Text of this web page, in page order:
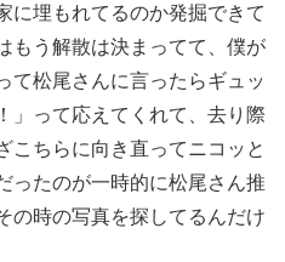
に埋もれてるのか発掘できて
もう解散は決まってて、僕が
て松尾さんに言ったらギュッ
」って応えてくれて、去り際
こちらに向き直ってニコッと
ったのが一時的に松尾さん推
の時の写真を探してるんだけ